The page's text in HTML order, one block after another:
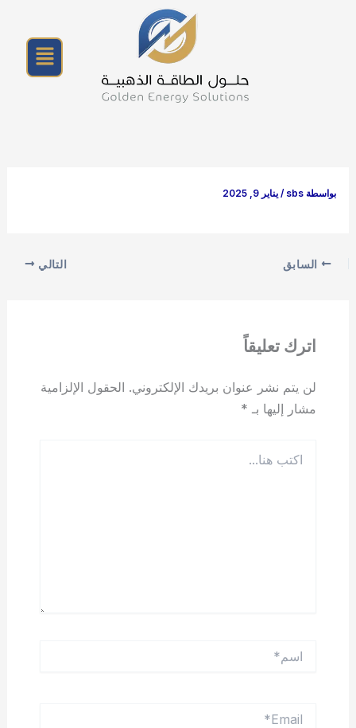
القائمة
بواسطة sbs
/يناير 9, 2025
السابق التالي
اترك تعليقاً
لن يتم نشر عنوان بريدك الإلكتروني. الحقول الإلزامية
مشار إليها بـ *
هنا...